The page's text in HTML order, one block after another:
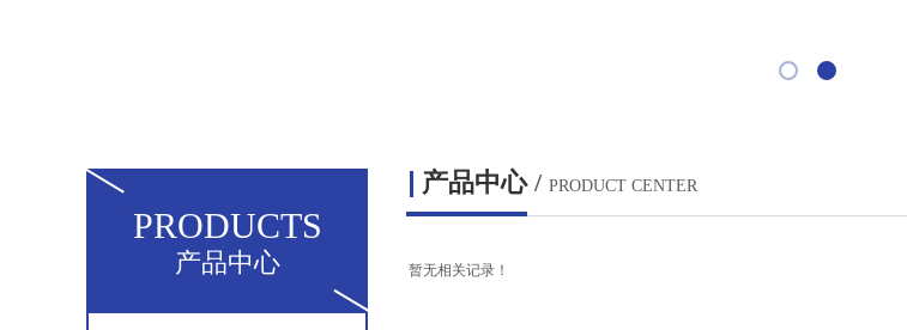
PRODUCTS
产品中心
产品中心/ PRODUCT CENTER
暂无相关记录！